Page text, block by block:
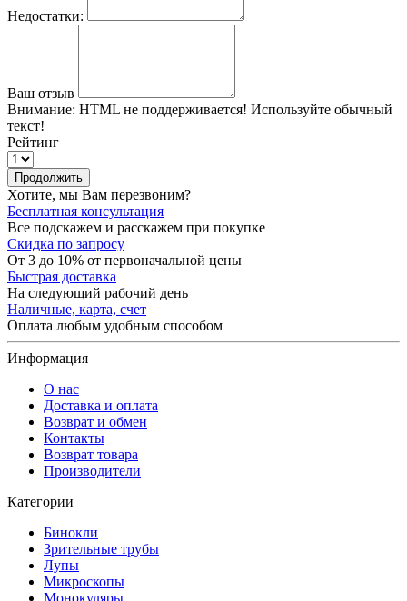
Недостатки:
Ваш отзыв
Внимание: HTML не поддерживается! Используйте обычный
текст!
Рейтинг
Продолжить
Хотите, мы Вам перезвоним?
Бесплатная консультация
Все подскажем и расскажем при покупке
Скидка по запросу
От 3 до 10% от первоначальной цены
Быстрая доставка
На следующий рабочий день
Наличные, карта, счет
Оплата любым удобным способом
Информация
О нас
Доставка и оплата
Возврат и обмен
Контакты
Возврат товара
Производители
Категории
Бинокли
Зрительные трубы
Лупы
Микроскопы
Монокуляры